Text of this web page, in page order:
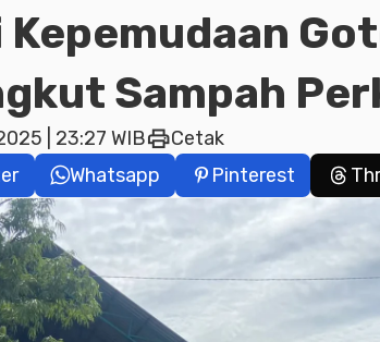
Sampah
| 23:27 WIBprintCetak
Whatsapp Pinterest